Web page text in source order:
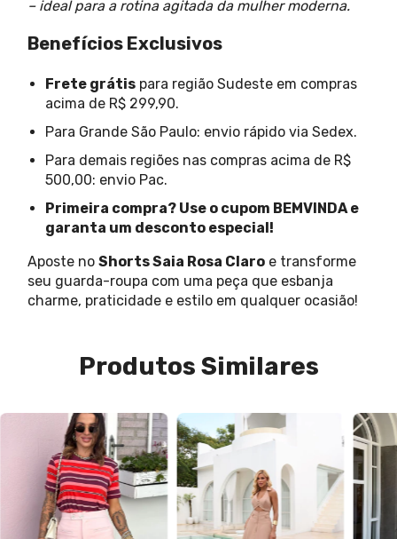
– ideal para a rotina agitada da mulher moderna.
Benefícios Exclusivos
Frete grátis para região Sudeste em compras
acima de R$ 299,90.
Para Grande São Paulo: envio rápido via Sedex.
Para demais regiões nas compras acima de R$
500,00: envio Pac.
Primeira compra? Use o cupom BEMVINDA e
garanta um desconto especial!
Aposte no Shorts Saia Rosa Claro e transforme
seu guarda-roupa com uma peça que esbanja
charme, praticidade e estilo em qualquer ocasião!
Produtos Similares